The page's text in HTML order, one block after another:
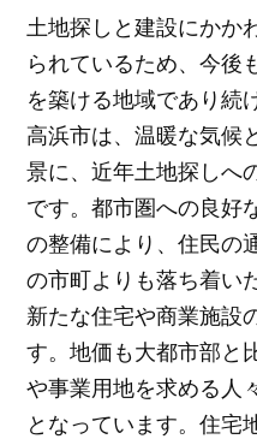
土地探しと建設にかか
られているため、今後
を築ける地域であり続
高浜市は、温暖な気候
景に、近年土地探しへ
です。都市圏への良好
の整備により、住民の
の市町よりも落ち着い
新たな住宅や商業施設
す。地価も大都市部と
や事業用地を求める人
となっています。住宅